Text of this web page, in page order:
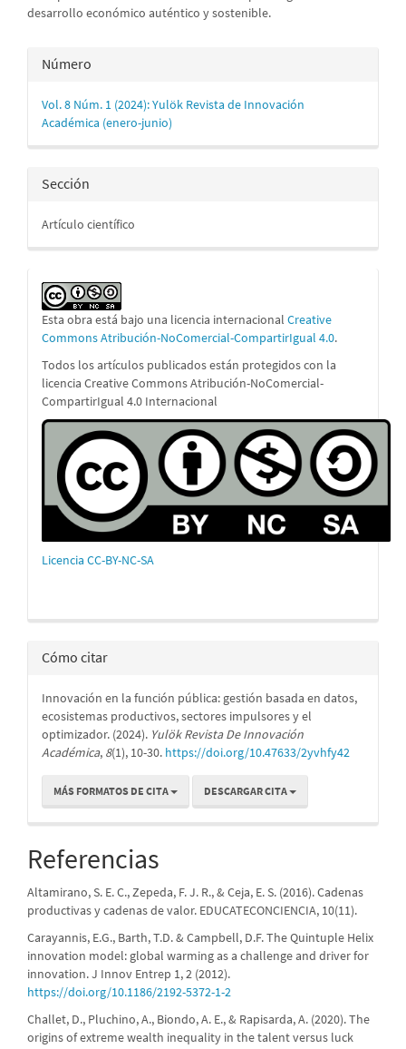
desarrollo económico auténtico y sostenible.
Detalles
del
artículo
Número
Vol. 8 Núm. 1 (2024): Yulök Revista de Innovación
Académica (enero-junio)
Sección
Artículo científico
Esta obra está bajo una licencia internacional Creative
Commons Atribución-NoComercial-CompartirIgual 4.0.
Todos los artículos publicados están protegidos con la
licencia Creative Commons Atribución-NoComercial-
CompartirIgual 4.0 Internacional
Licencia CC-BY-NC-SA
Cómo citar
Innovación en la función pública: gestión basada en datos,
ecosistemas productivos, sectores impulsores y el
optimizador. (2024). Yulök Revista De Innovación
Académica, 8(1), 10-30. https://doi.org/10.47633/2yvhfy42
MÁS FORMATOS DE CITA DESCARGAR CITA
Referencias
Altamirano, S. E. C., Zepeda, F. J. R., & Ceja, E. S. (2016). Cadenas
productivas y cadenas de valor. EDUCATECONCIENCIA, 10(11).
Carayannis, E.G., Barth, T.D. & Campbell, D.F. The Quintuple Helix
innovation model: global warming as a challenge and driver for
innovation. J Innov Entrep 1, 2 (2012).
https://doi.org/10.1186/2192-5372-1-2
Challet, D., Pluchino, A., Biondo, A. E., & Rapisarda, A. (2020). The
origins of extreme wealth inequality in the talent versus luck